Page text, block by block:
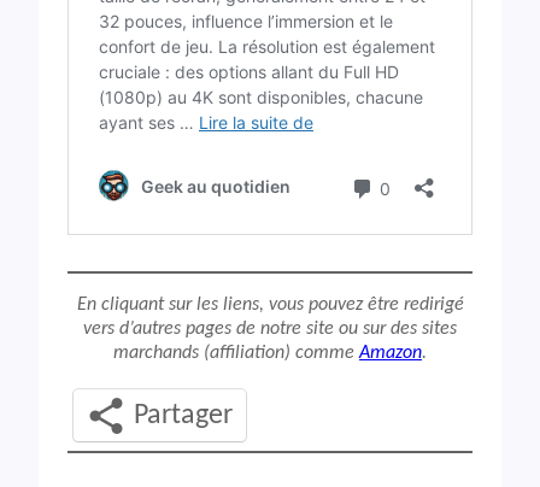
En cliquant sur les liens, vous pouvez être redirigé
vers d’autres pages de notre site ou sur des sites
marchands (affiliation) commeAmazon.
Partager